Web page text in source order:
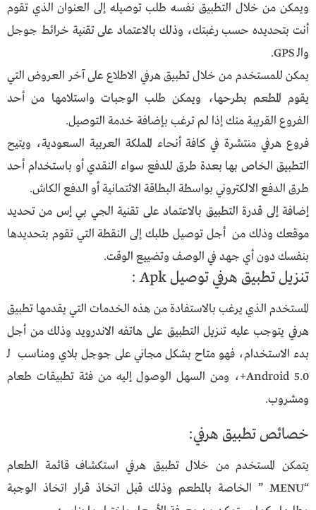
ويمكن من خلال التطبيق نفسه طلب توصيله إلى العنوان الذي تقوم
أنت بتحديده حسب رغبتك، وذلك بالاعتماد على تقنية خرائط جوجل
والـ GPS.
يمكن للمستخدم من خلال تطبيق هرفي الاطلاع على آخر العروض التي
يقوم المطعم بطرحها، ويمكن طلب الوجبات واستلامها من أحد
الفروع القريبة منك إذا لم ترغب بإضافة خدمة التوصيل.
فروع هرفي منتشرة في كافة أنحاء المملكة العربية السعودية، ويتيح
التطبيق الخاص بها بعدة طرق للدفع سواء النقدي أو باستخدام أحد
طرق الدفع الالكتروني بواسطة البطاقة الائتمانية أو الدفع الكاش.
إضافة إلى قدرة التطبيق بالاعتماد على تقنية الجي بي إس من تحديد
موقعك وذلك من أجل توصيل طلبك إلى النقطة التي تقوم بتحديدها
بنفسك دون أي جهد في الوصف وتضييع الوقت.
تنزيل تطبيق هرفي توصيل Apk :
المستخدم الذي يرغب بالاستفادة من هذه الخدمات التي يقدمها تطبيق
هرفي يتوجب عليه تنزيل التطبيق على هاتفه الاندرويد وذلك من أجل
بدء الاستخدام، فهو متاح بشكل مجاني على جوجل بلاي ومناسب لـ
Android 5.0+، ومن السهل الوصول إليه من فئة تطبيقات طعام
ومشروب.
خصائص تطبيق هرفي:
يتمكن المستخدم من خلال تطبيق هرفي استكشاف قائمة الطعام
“MENU ” الخاصة بالمطعم وذلك قبل اتخاذ قرار اتخاذ الوجبة